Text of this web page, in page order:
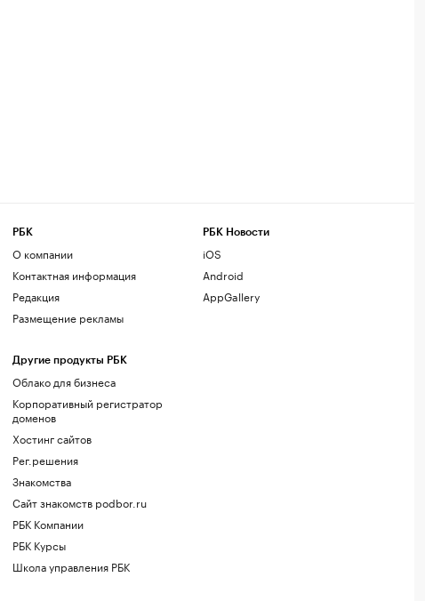
РБК
О компании
Контактная информация
Редакция
Размещение рекламы
Другие продукты РБК
Облако для бизнеса
Корпоративный регистратор
доменов
Хостинг сайтов
Рег.решения
Знакомства
Сайт знакомств podbor.ru
РБК Компании
РБК Курсы
Школа управления РБК
РБК Новости
iOS
Android
AppGallery